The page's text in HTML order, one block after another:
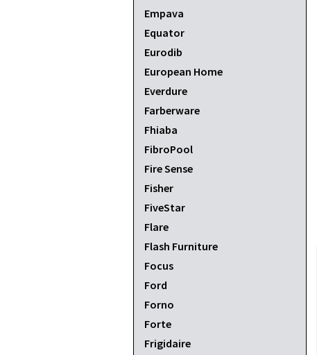
Empava
Equator
Eurodib
European Home
Everdure
Farberware
Fhiaba
FibroPool
Fire Sense
Fisher
FiveStar
Flare
Flash Furniture
Focus
Ford
Forno
Forte
Frigidaire